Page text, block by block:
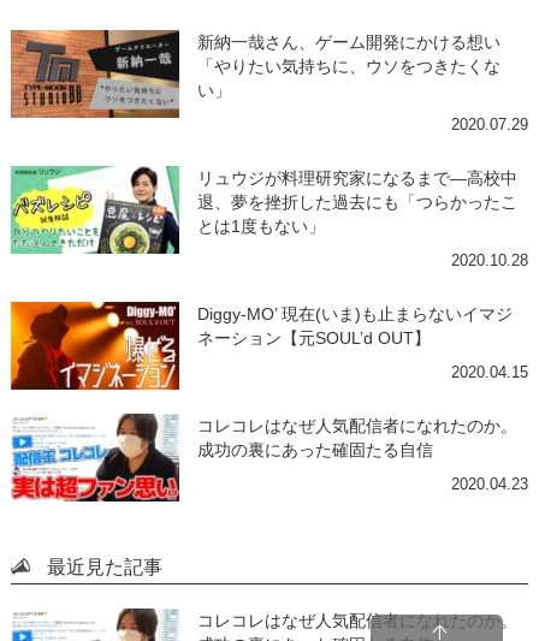
新納一哉さん、ゲーム開発にかける想い
「やりたい気持ちに、ウソをつきたくな
い」
2020.07.29
リュウジが料理研究家になるまで―高校中
退、夢を挫折した過去にも「つらかったこ
とは1度もない」
2020.10.28
Diggy-MO’ 現在(いま)も止まらないイマジ
ネーション【元SOUL’d OUT】
2020.04.15
コレコレはなぜ人気配信者になれたのか。
成功の裏にあった確固たる自信
2020.04.23
最近見た記事
コレコレはなぜ人気配信者になれたのか。